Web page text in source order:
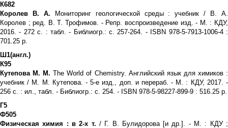
К682
Королев В. А. Мониторинг геологической среды : учебник / В. А.
Королев ; ред. В. Т. Трофимов. - Репр. воспроизведение изд. - М. : КДУ,
2016. - 272 с. : табл. - Библиогр.: с. 257-264. - ISBN 978-5-7913-1006-4 :
701.25 р.
Ш1(англ.)
К95
Кутепова М. М. The World of Chemistry. Английский язык для химиков :
учебник / М. М. Кутепова. - 5-е изд., доп. и перераб. - М. : КДУ, 2017. -
256 с. : ил., табл. - Библиогр.: с. 254. - ISBN 978-5-98227-899-9 : 516.25 р.
Г5
Ф505
Физическая химия : в 2-х т. / Г. В. Булидорова [и др.]. - М. : КДУ ;